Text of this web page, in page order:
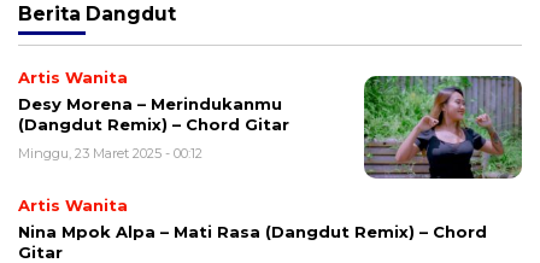
Berita Dangdut
Artis Wanita
Desy Morena – Merindukanmu
(Dangdut Remix) – Chord Gitar
Minggu, 23 Maret 2025 - 00:12
Artis Wanita
Nina Mpok Alpa – Mati Rasa (Dangdut Remix) – Chord
Gitar